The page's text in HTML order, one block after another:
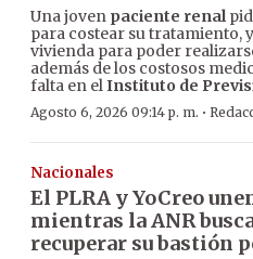
Una joven paciente renal
para costear su tratamiento,
vivienda para poder
además de los costosos
falta en elInstituto de
Agosto 6, 2026 09:14 p. m. ·
Nacionales
El PLRA y YoCreo
mientras la ANR
recuperar su bastión